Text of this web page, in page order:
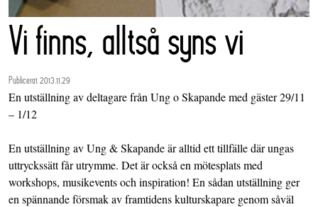
Vi finns, alltså syns vi
Publicerat 2013.11.29
En utställning av deltagare från Ung o Skapande med gäster 29/11
– 1/12
En utställning av Ung & Skapande är alltid ett tillfälle där ungas
uttryckssätt får utrymme. Det är också en mötesplats med
workshops, musikevents och inspiration! En sådan utställning ger
en spännande försmak av framtidens kulturskapare genom såväl